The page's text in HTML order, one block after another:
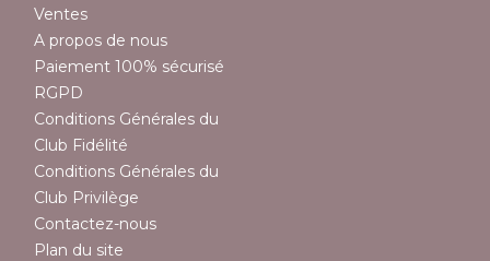
Ventes
A propos de nous
Paiement 100% sécurisé
RGPD
Conditions Générales du
Club Fidélité
Conditions Générales du
Club Privilège
Contactez-nous
Plan du site